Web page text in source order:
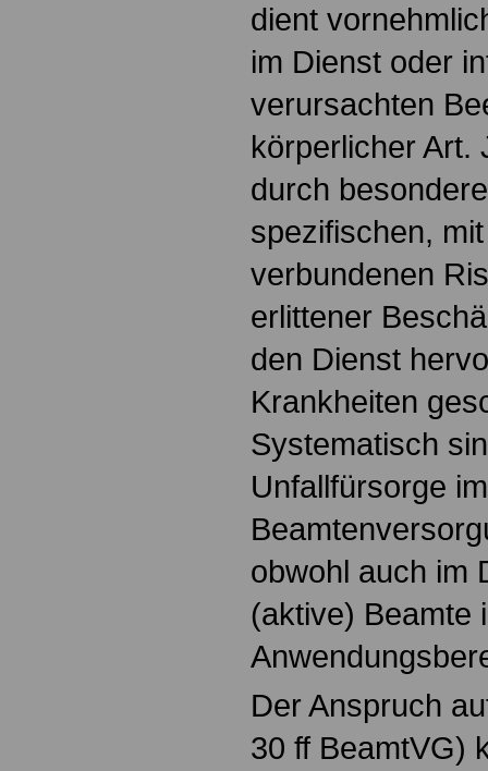
dient
im Dienst oder
verursachten
körperlicher Art.
durch
spezifischen,
verbundenen
erlittener
den Dienst
Krankheiten
Systematisch
Unfallfürsorge im
obwohl auch im
(aktive) Beamte
Der Anspruch
30 ff BeamtVG)